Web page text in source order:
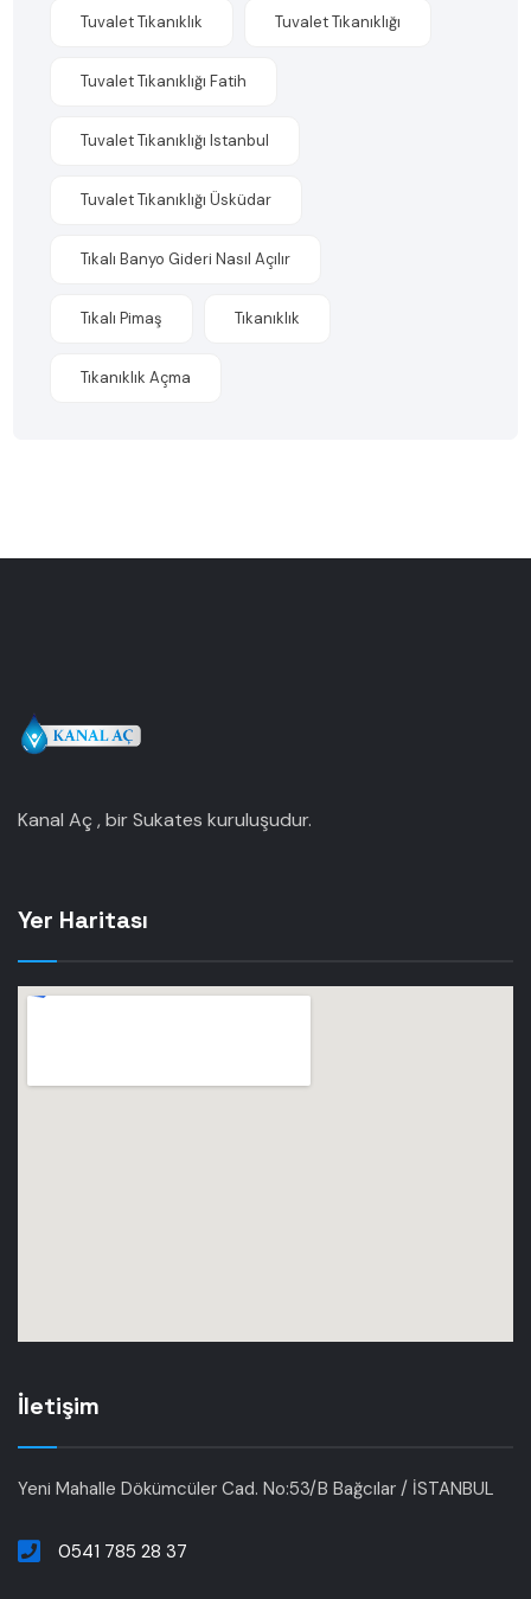
Tuvalet Tıkanıklık Tuvalet Tıkanıklığı
Tuvalet Tıkanıklığı Fatih
Tuvalet Tıkanıklığı Istanbul
Tuvalet Tıkanıklığı Üsküdar
Tıkalı Banyo Gideri Nasıl Açılır
Tıkalı Pimaş Tıkanıklık
Tıkanıklık Açma
Kanal Aç , bir Sukates kuruluşudur.
Yer Haritası
İletişim
Yeni Mahalle Dökümcüler Cad. No:53/B Bağcılar / İSTANBUL
0541 785 28 37